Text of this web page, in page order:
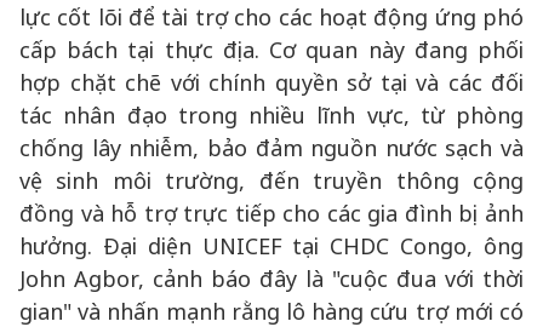
lực cốt lõi để tài trợ cho các hoạt động ứng phó
cấp bách tại thực địa. Cơ quan này đang phối
hợp chặt chẽ với chính quyền sở tại và các đối
tác nhân đạo trong nhiều lĩnh vực, từ phòng
chống lây nhiễm, bảo đảm nguồn nước sạch và
vệ sinh môi trường, đến truyền thông cộng
đồng và hỗ trợ trực tiếp cho các gia đình bị ảnh
hưởng. Đại diện UNICEF tại CHDC Congo, ông
John Agbor, cảnh báo đây là "cuộc đua với thời
gian" và nhấn mạnh rằng lô hàng cứu trợ mới có